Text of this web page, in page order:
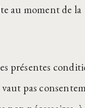
au moment de la
présentes
pas